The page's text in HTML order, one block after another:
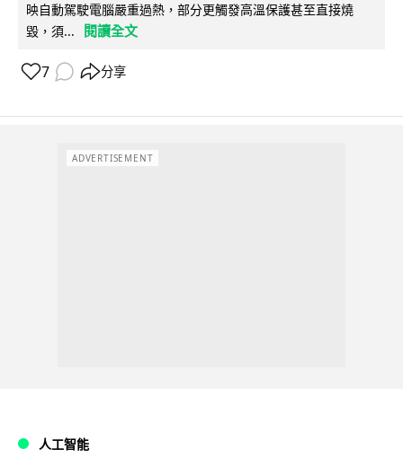
映自動駕駛電腦嚴重過熱，部分更觸發高溫保護甚至直接燒
毀，須...
閱讀全文
7 分享
ADVERTISEMENT
人工智能